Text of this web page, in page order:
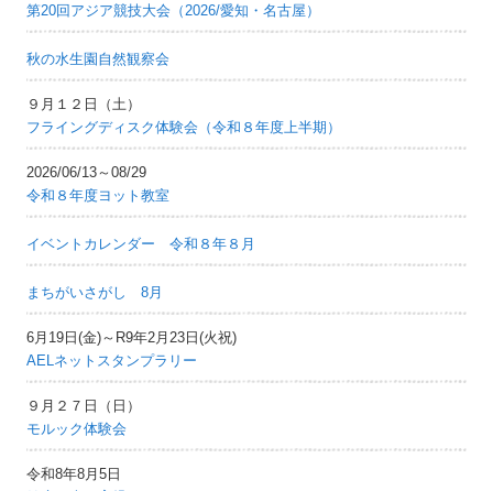
第20回アジア競技大会（2026/愛知・名古屋）
秋の水生園自然観察会
９月１２日（土）
フライングディスク体験会（令和８年度上半期）
2026/06/13～08/29
令和８年度ヨット教室
イベントカレンダー 令和８年８月
まちがいさがし 8月
6月19日(金)～R9年2月23日(火祝)
AELネットスタンプラリー
９月２７日（日）
モルック体験会
令和8年8月5日